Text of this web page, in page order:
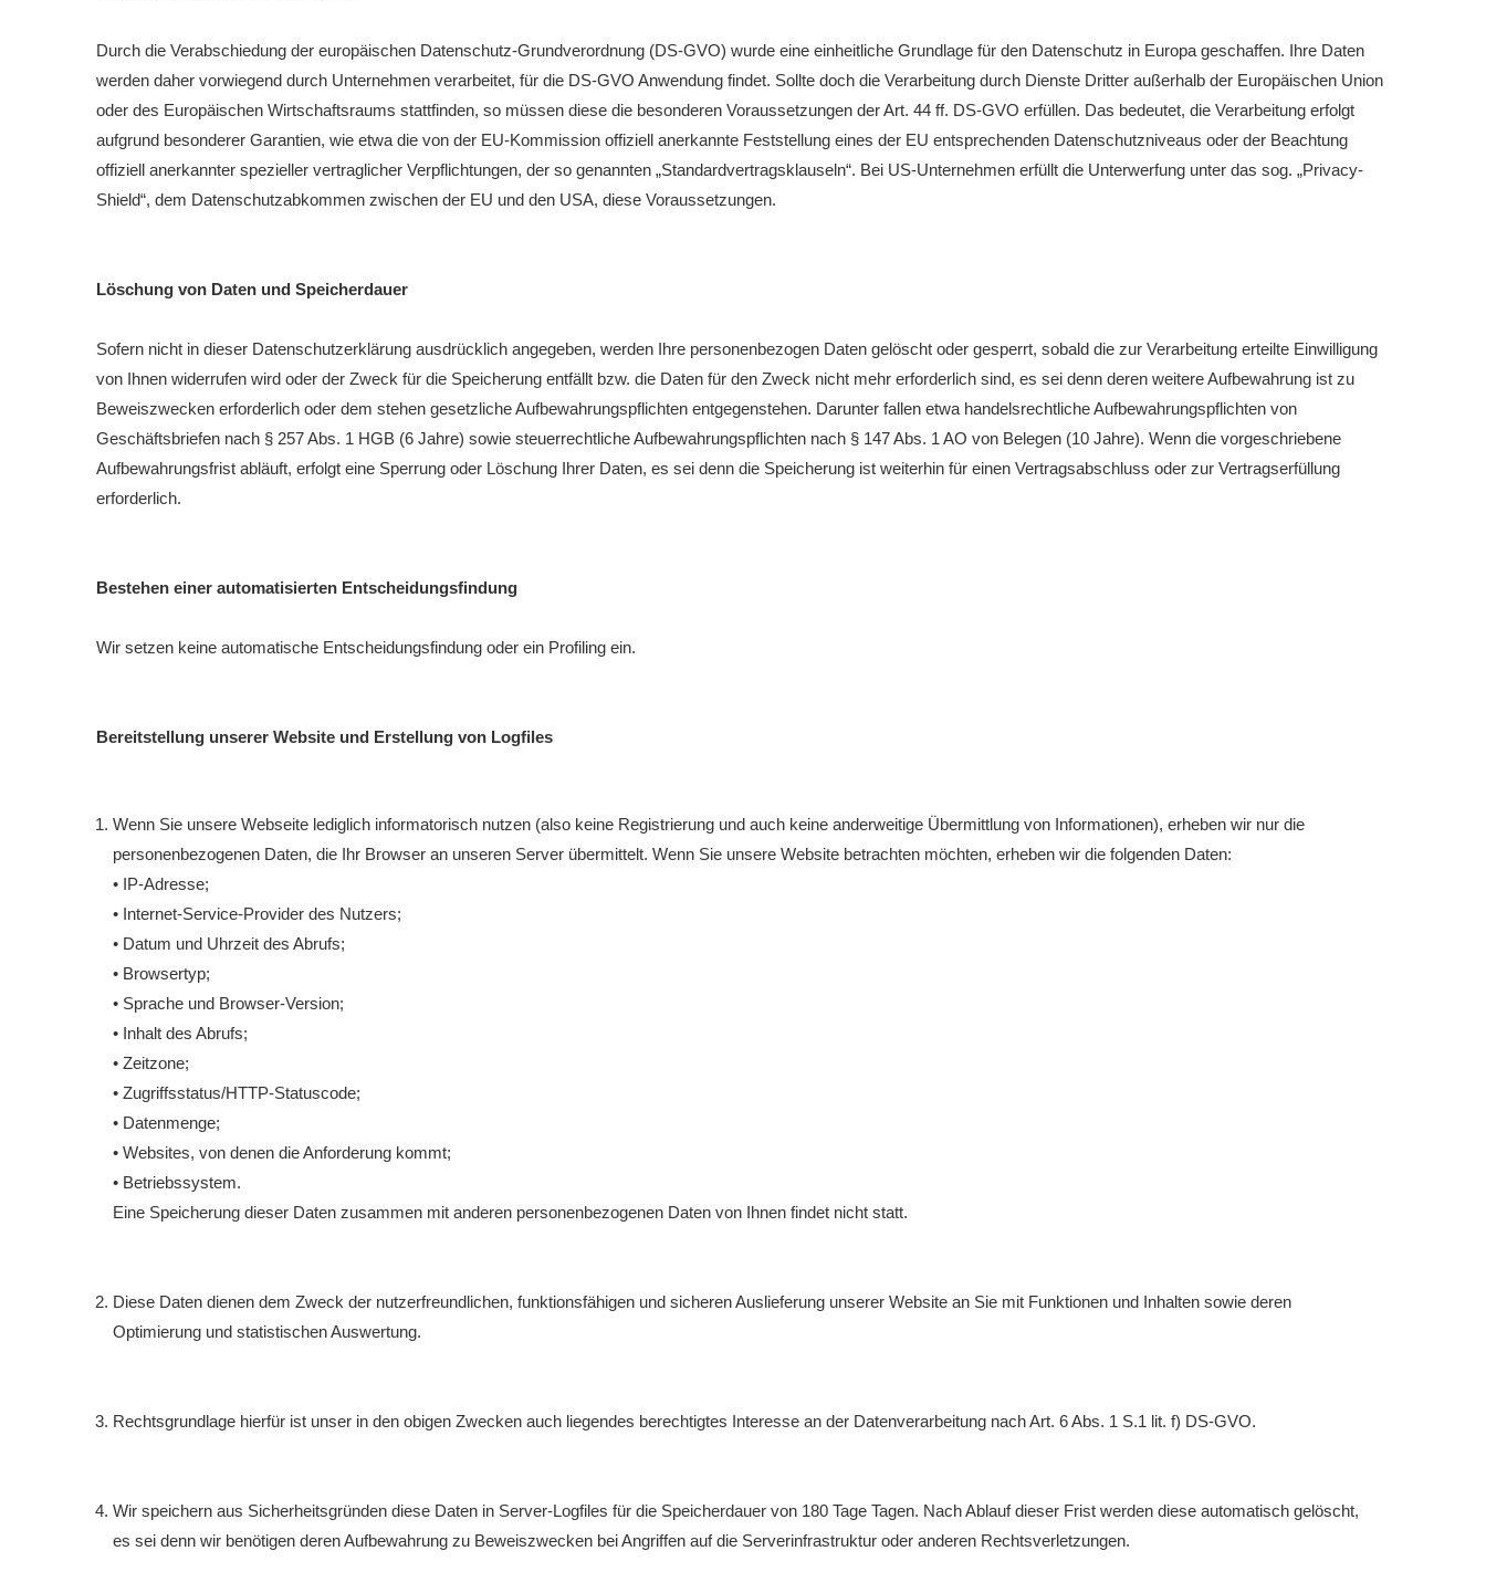
Durch die Verabschiedung der europäischen Datenschutz-Grundverordnung (DS-GVO) wurde eine einheitliche Grundlage für den Datenschutz in Europa geschaffen. Ihre Daten
werden daher vorwiegend durch Unternehmen verarbeitet, für die DS-GVO Anwendung findet. Sollte doch die Verarbeitung durch Dienste Dritter außerhalb der Europäischen Union
oder des Europäischen Wirtschaftsraums stattfinden, so müssen diese die besonderen Voraussetzungen der Art. 44 ff. DS-GVO erfüllen. Das bedeutet, die Verarbeitung erfolgt
aufgrund besonderer Garantien, wie etwa die von der EU-Kommission offiziell anerkannte Feststellung eines der EU entsprechenden Datenschutzniveaus oder der Beachtung
offiziell anerkannter spezieller vertraglicher Verpflichtungen, der so genannten „Standardvertragsklauseln“. Bei US-Unternehmen erfüllt die Unterwerfung unter das sog. „Privacy-
Shield“, dem Datenschutzabkommen zwischen der EU und den USA, diese Voraussetzungen.
Löschung von Daten und Speicherdauer
Sofern nicht in dieser Datenschutzerklärung ausdrücklich angegeben, werden Ihre personenbezogen Daten gelöscht oder gesperrt, sobald die zur Verarbeitung erteilte Einwilligung
von Ihnen widerrufen wird oder der Zweck für die Speicherung entfällt bzw. die Daten für den Zweck nicht mehr erforderlich sind, es sei denn deren weitere Aufbewahrung ist zu
Beweiszwecken erforderlich oder dem stehen gesetzliche Aufbewahrungspflichten entgegenstehen. Darunter fallen etwa handelsrechtliche Aufbewahrungspflichten von
Geschäftsbriefen nach § 257 Abs. 1 HGB (6 Jahre) sowie steuerrechtliche Aufbewahrungspflichten nach § 147 Abs. 1 AO von Belegen (10 Jahre). Wenn die vorgeschriebene
Aufbewahrungsfrist abläuft, erfolgt eine Sperrung oder Löschung Ihrer Daten, es sei denn die Speicherung ist weiterhin für einen Vertragsabschluss oder zur Vertragserfüllung
erforderlich.
Bestehen einer automatisierten Entscheidungsfindung
Wir setzen keine automatische Entscheidungsfindung oder ein Profiling ein.
Bereitstellung unserer Website und Erstellung von Logfiles
Wenn Sie unsere Webseite lediglich informatorisch nutzen (also keine Registrierung und auch keine anderweitige Übermittlung von Informationen), erheben wir nur die
personenbezogenen Daten, die Ihr Browser an unseren Server übermittelt. Wenn Sie unsere Website betrachten möchten, erheben wir die folgenden Daten:
• IP-Adresse;
• Internet-Service-Provider des Nutzers;
• Datum und Uhrzeit des Abrufs;
• Browsertyp;
• Sprache und Browser-Version;
• Inhalt des Abrufs;
• Zeitzone;
• Zugriffsstatus/HTTP-Statuscode;
• Datenmenge;
• Websites, von denen die Anforderung kommt;
• Betriebssystem.
Eine Speicherung dieser Daten zusammen mit anderen personenbezogenen Daten von Ihnen findet nicht statt.
Diese Daten dienen dem Zweck der nutzerfreundlichen, funktionsfähigen und sicheren Auslieferung unserer Website an Sie mit Funktionen und Inhalten sowie deren
Optimierung und statistischen Auswertung.
Rechtsgrundlage hierfür ist unser in den obigen Zwecken auch liegendes berechtigtes Interesse an der Datenverarbeitung nach Art. 6 Abs. 1 S.1 lit. f) DS-GVO.
Wir speichern aus Sicherheitsgründen diese Daten in Server-Logfiles für die Speicherdauer von 180 Tage Tagen. Nach Ablauf dieser Frist werden diese automatisch gelöscht,
es sei denn wir benötigen deren Aufbewahrung zu Beweiszwecken bei Angriffen auf die Serverinfrastruktur oder anderen Rechtsverletzungen.